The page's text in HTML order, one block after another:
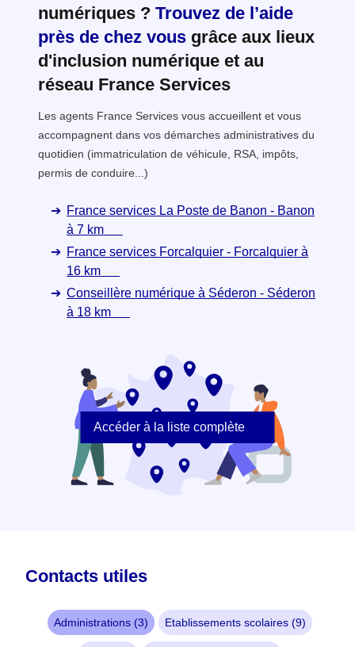
numériques ? Trouvez de l’aide
près de chez vous grâce aux lieux
d'inclusion numérique et au
réseau France Services
Les agents France Services vous accueillent et vous
accompagnent dans vos démarches administratives du
quotidien (immatriculation de véhicule, RSA, impôts,
permis de conduire...)
France services La Poste de Banon - Banon
à 7 km
France services Forcalquier - Forcalquier à
16 km
Conseillère numérique à Séderon - Séderon
à 18 km
Accéder à la liste complète
Contacts utiles
Administrations (3) Etablissements scolaires (9)